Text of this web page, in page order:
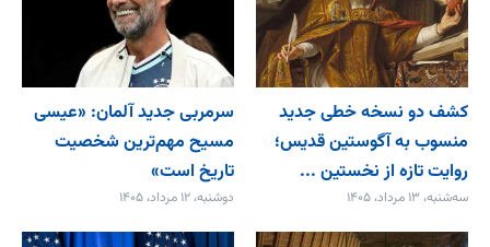
کشف دو نسخه خطی جدید
منسوب به آگوستین قدیس؛
روایت تازه از نخستین ...
سه‌شنبه، ۱۳ مرداد، ۱۴۰۵
سرمربی جدید آلمان: «عیسی
مسیح مهم‌ترین شخصیت
تاریخ است»
دوشنبه، ۱۲ مرداد، ۱۴۰۵